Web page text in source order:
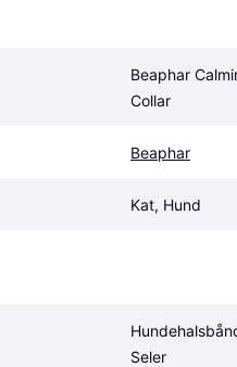
Beaphar
Collar
Beaphar
Kat, Hund
Seler